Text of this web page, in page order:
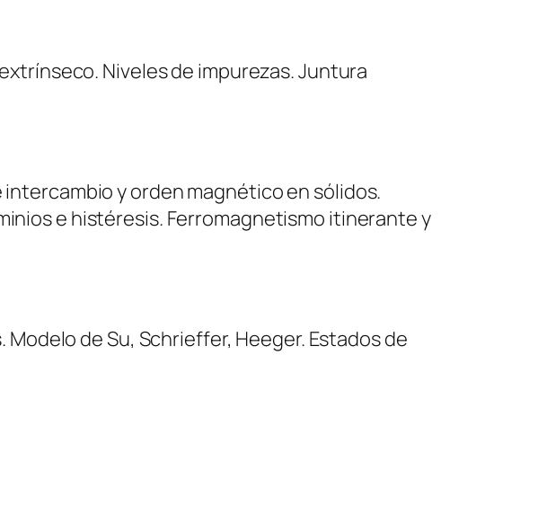
Niveles de impurezas. Juntura
y orden magnético en sólidos.
e histéresis. Ferromagnetismo itinerante y
de Su, Schrieffer, Heeger. Estados de